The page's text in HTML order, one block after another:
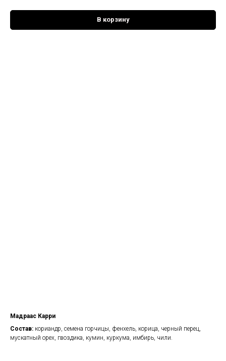
В корзину
Мадраас Карри
Состав: кориандр, семена горчицы, фенхель, корица, черный перец,
мускатный орех, гвоздика, кумин, куркума, имбирь, чили.